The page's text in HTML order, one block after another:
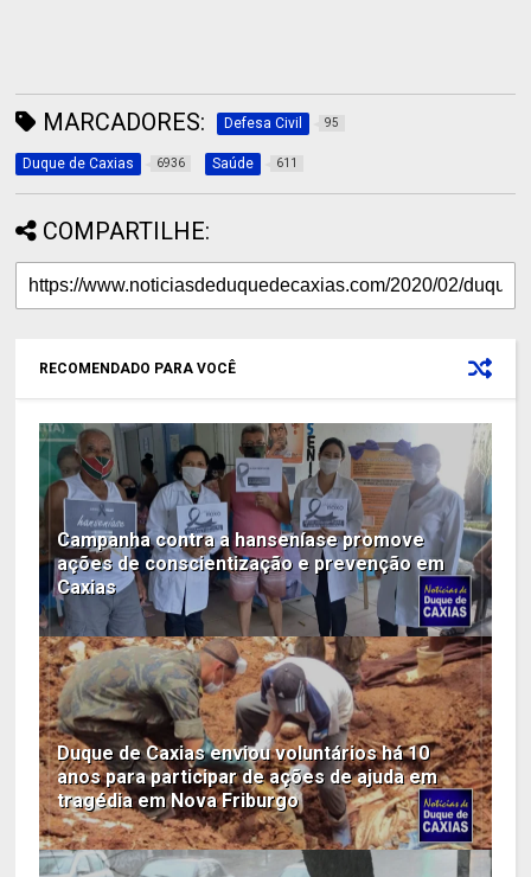
MARCADORES: Defesa Civil 95
Duque de Caxias 6936 Saúde 611
COMPARTILHE:
RECOMENDADO PARA VOCÊ
Campanha contra a hanseníase promove
ações de conscientização e prevenção em
Caxias
Duque de Caxias enviou voluntários há 10
anos para participar de ações de ajuda em
tragédia em Nova Friburgo